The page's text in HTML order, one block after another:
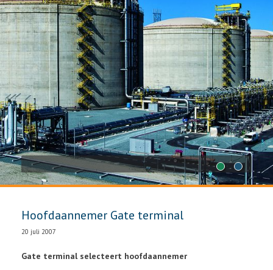
1 2
Hoofdaannemer Gate terminal
20 juli 2007
Gate terminal selecteert hoofdaannemer